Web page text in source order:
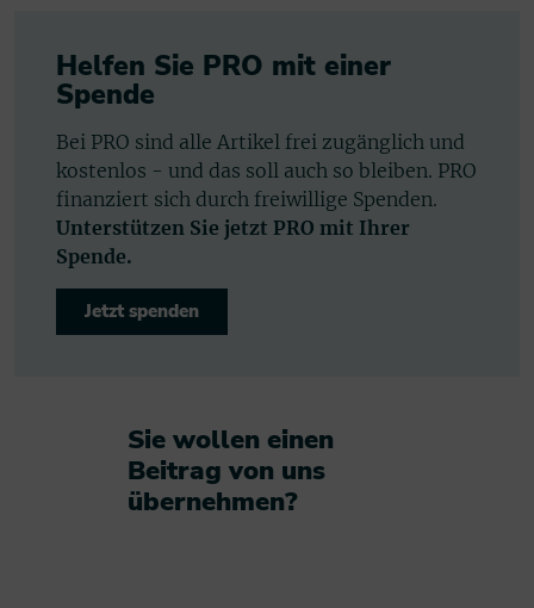
Helfen Sie PRO mit einer
Spende
Bei PRO sind alle Artikel frei zugänglich und
kostenlos - und das soll auch so bleiben. PRO
finanziert sich durch freiwillige Spenden.
Unterstützen Sie jetzt PRO mit Ihrer
Spende.
Jetzt spenden
Sie wollen einen
Beitrag von uns
übernehmen?​